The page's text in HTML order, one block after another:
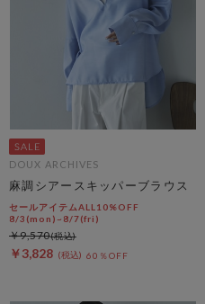
DOUX ARCHIVES
麻調シアースキッパーブラウス
セールアイテムALL10%OFF
8/3(mon)~8/7(fri)
￥3,828 60％OFF
￥9,570